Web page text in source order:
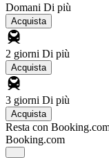
Domani Di più
Acquista
2 giorni Di più
Acquista
3 giorni Di più
Acquista
Resta con
Booking.com